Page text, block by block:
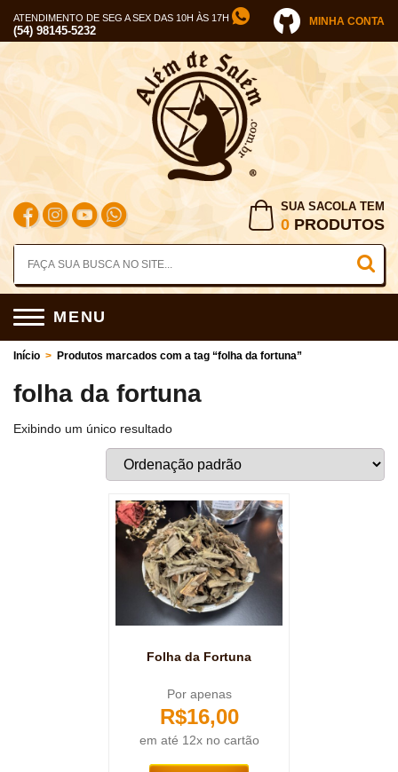
ATENDIMENTO DE SEG A SEX DAS 10H ÀS 17H
(54) 98145-5232
MINHA CONTA
SUA SACOLA TEM
0 PRODUTOS
MENU
Início > Produtos marcados com a tag “folha da fortuna”
folha da fortuna
Exibindo um único resultado
Folha da Fortuna
Por apenas
R$16,00
em até 12x no cartão